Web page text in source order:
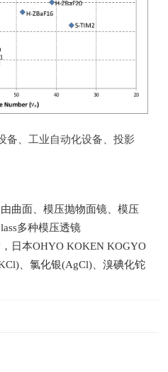
备、工业自动化设备、投影
曲面、模压抛物面镜、模压
多种模压透镜
日本OHYO KOKEN KOGYO
、氯化银(AgCl)、溴碘化铊